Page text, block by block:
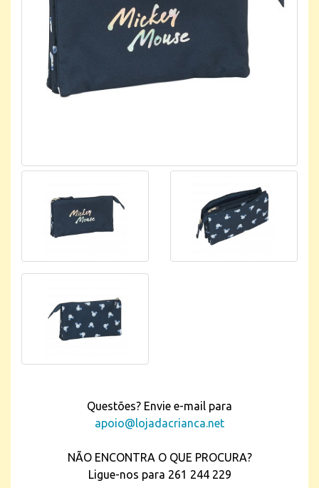
Questões? Envie e-mail para
apoio@lojadacrianca.net
NÃO ENCONTRA O QUE PROCURA?
Ligue-nos para 261 244 229